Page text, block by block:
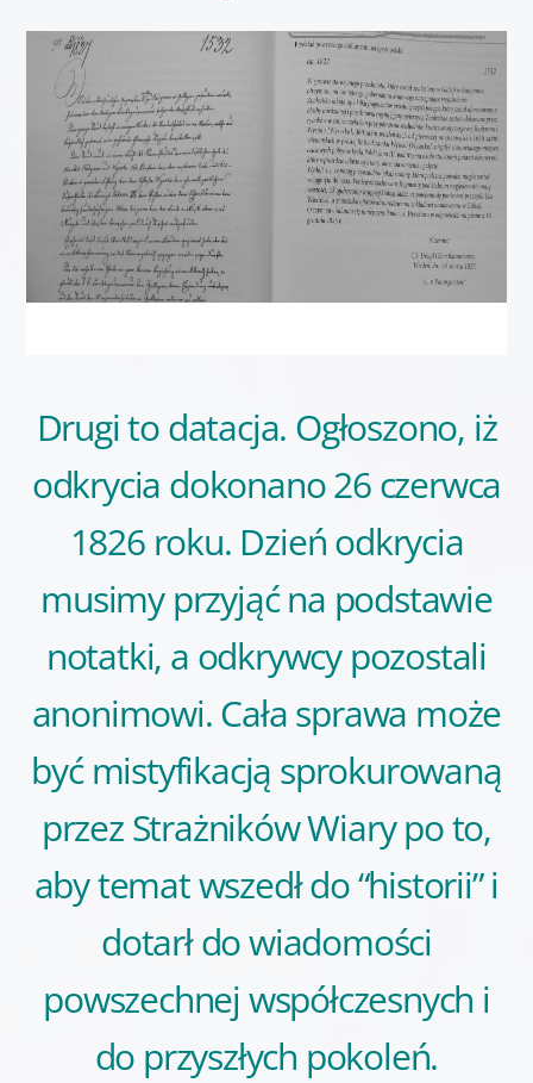
Drugi to datacja. Ogłoszono, iż
odkrycia dokonano 26 czerwca
1826 roku. Dzień odkrycia
musimy przyjąć na podstawie
notatki, a odkrywcy pozostali
anonimowi. Cała sprawa może
być mistyfikacją sprokurowaną
przez Strażników Wiary po to,
aby temat wszedł do “historii” i
dotarł do wiadomości
powszechnej współczesnych i
do przyszłych pokoleń.